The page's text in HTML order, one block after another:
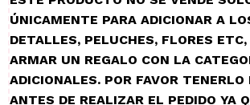
ÚNICAMENTE PARA ADICIONAR A
DETALLES, PELUCHES, FLORES
ARMAR UN REGALO CON LA
ADICIONALES. POR FAVOR TENERLO
ANTES DE REALIZAR EL PEDIDO YA